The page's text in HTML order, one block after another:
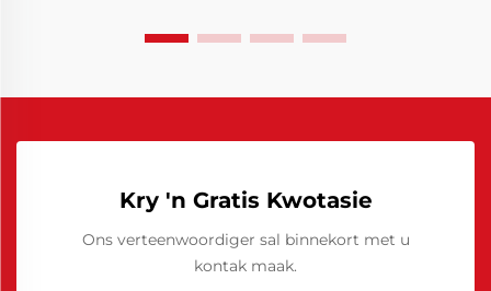
Kry 'n Gratis Kwotasie
Ons verteenwoordiger sal binnekort met u
kontak maak.